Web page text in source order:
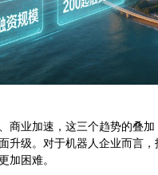
商业加速，这三个趋势的叠加
升级。对于机器人企业而言，
加困难。